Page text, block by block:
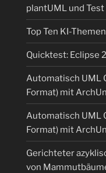
plantUML und Test
Top Ten KI-
Quicktest: Eclipse
Automatisch UML
Format) mit
Automatisch UML
Format) mit
Gerichteter
von